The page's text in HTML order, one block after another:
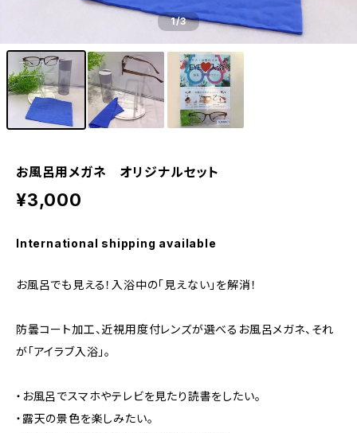
1/3
お風呂用メガネ オリジナルセット
¥3,000
International shipping available
お風呂でも見える！入浴中の「見えない」を解消！
防曇コート加工、近視用度付レンズが選べるお風呂メガネ、それ
が「アイラブ入浴」。
・お風呂でスマホやテレビを見たり読書をしたい。
・露天の景色を楽しみたい。